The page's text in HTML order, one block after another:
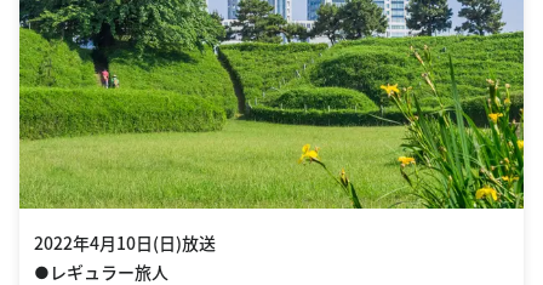
2022年4月10日(日)放送
●レギュラー旅人